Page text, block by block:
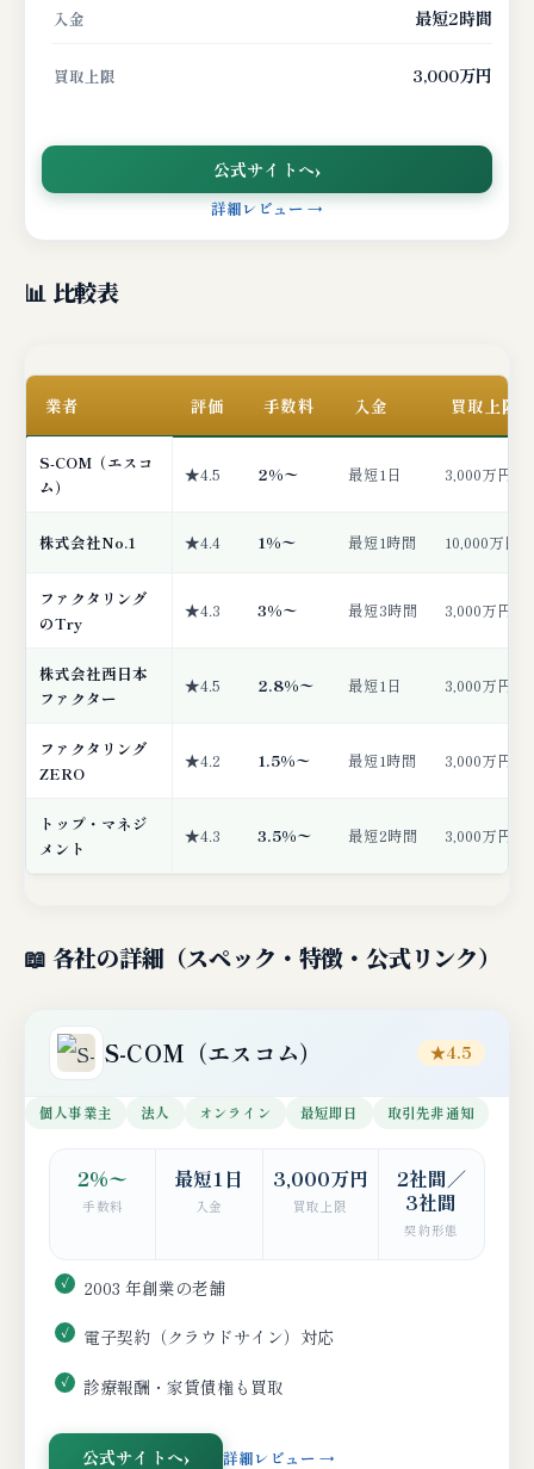
入金 最短2時間
買取上限 3,000万円
公式サイトへ
詳細レビュー →
📊 比較表
業者 評価 手数料 入金 買取上限
S-COM（エスコ
ム）
★4.5 2%〜 最短1日 3,000万円
株式会社No.1 ★4.4 1%〜 最短1時間 10,000万円
ファクタリング
のTry
★4.3 3%〜 最短3時間 3,000万円
株式会社西日本
ファクター
★4.5 2.8%〜 最短1日 3,000万円
ファクタリング
ZERO
★4.2 1.5%〜 最短1時間 3,000万円
トップ・マネジ
メント
★4.3 3.5%〜 最短2時間 3,000万円
📖 各社の詳細（スペック・特徴・公式リンク）
S-COM（エスコム） ★4.5
個人事業主 法人 オンライン 最短即日 取引先非通知
2%〜
手数料
最短1日
入金
3,000万円
買取上限
2社間／
3社間
契約形態
2003 年創業の老舗
電子契約（クラウドサイン）対応
診療報酬・家賃債権も買取
公式サイトへ 詳細レビュー →